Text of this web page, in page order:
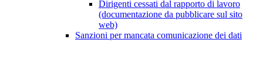
Dirigenti cessati dal rapporto di lavoro
(documentazione da pubblicare sul sito
web)
Sanzioni per mancata comunicazione dei dati